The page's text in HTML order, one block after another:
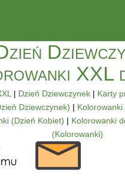
XXL
| Dzień Dziewczynek | Karty
Dziewczynek) |
(Dzień Kobiet) | Kolorowanki
(Kolorowanki)